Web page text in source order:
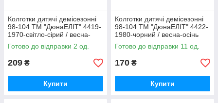
Колготки дитячі демісезонні
98-104 ТМ "ДюнаЕЛІТ" 4419-
1970-світло-сірий / весна-
осінь
Готово до відправки 2 од.
209 ₴
Купити
Колготки дитячі демісезонні
98-104 ТМ "ДюнаЕЛІТ" 4422-
1980-чорний / весна-осінь
Готово до відправки 11 од.
170 ₴
Купити